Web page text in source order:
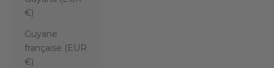
€)
Guyane
française (EUR
€)